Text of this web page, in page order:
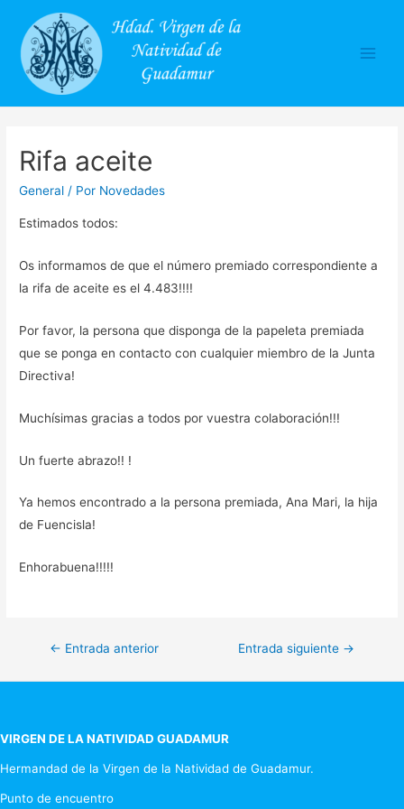
Rifa aceite
General / Por Novedades
Estimados todos:
Os informamos de que el número premiado correspondiente a
la rifa de aceite es el 4.483!!!!
Por favor, la persona que disponga de la papeleta premiada
que se ponga en contacto con cualquier miembro de la Junta
Directiva!
Muchísimas gracias a todos por vuestra colaboración!!!
Un fuerte abrazo!! !
Ya hemos encontrado a la persona premiada, Ana Mari, la hija
de Fuencisla!
Enhorabuena!!!!!
Navegación
de
← Entrada anterior Entrada siguiente →
VIRGEN DE LA NATIVIDAD GUADAMUR
Hermandad de la Virgen de la Natividad de Guadamur.
Punto de encuentro